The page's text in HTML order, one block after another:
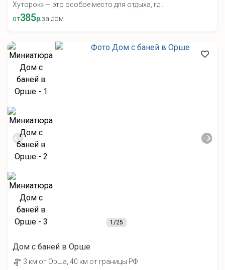
Хуторок» — это особое место для отдыха, гд...
от385р.за дом
1/25
Дом с баней в Орше
3 км от Орша, 40 км от границы РФ